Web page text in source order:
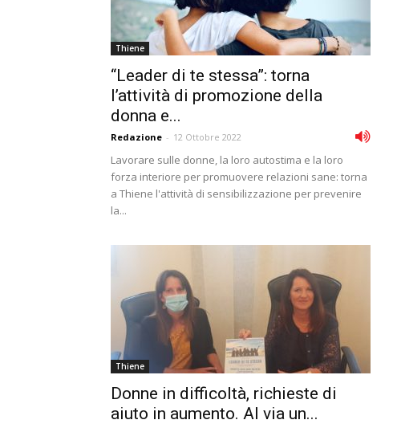
Thiene
“Leader di te stessa”: torna
l’attività di promozione della
donna e...
Redazione - 12 Ottobre 2022
Lavorare sulle donne, la loro autostima e la loro
forza interiore per promuovere relazioni sane: torna
a Thiene l'attività di sensibilizzazione per prevenire
la...
Thiene
Donne in difficoltà, richieste di
aiuto in aumento. Al via un...